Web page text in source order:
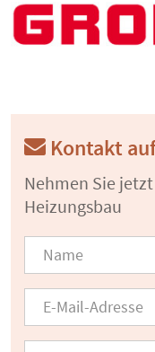
Kontakt
Nehmen Sie
Heizungsbau